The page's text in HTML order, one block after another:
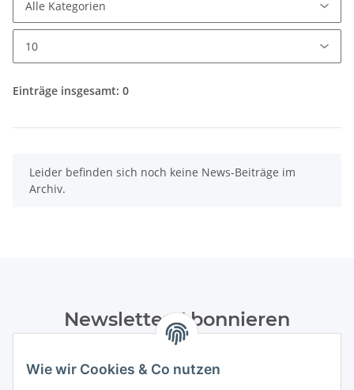
Wie wir Cookies & Co nutzen
Einträge insgesamt: 0
xLeider befinden sich noch keine News-Beiträge im
Archiv.
Newsletter Abonnieren
Datenschutzerklärungregelmäßig und jederzeit widerruflich